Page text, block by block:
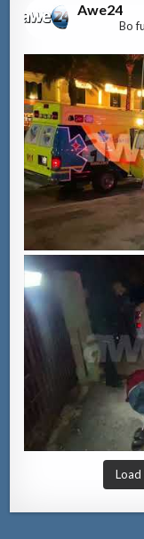
Awe24
Bo
Load